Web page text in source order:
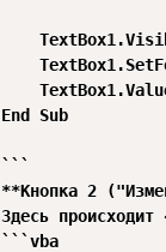
End Sub
```
**Кнопка 2
Здесь
```vba